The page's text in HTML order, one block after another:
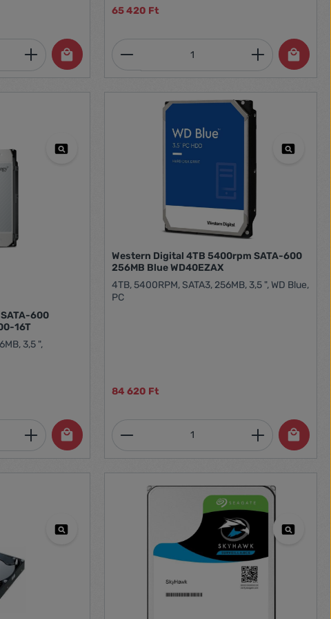
vagy használja a gombokat a
Adja meg a kívánt mennyiséget, vagy
65 420 Ft
Termékmennyiség: Adja
vagy használja a gombokat a
600
16T
3,5 ",
Adja meg a kívánt mennyiséget, vagy
Western Digital 4TB 5400rpm SATA-600
256MB Blue WD40EZAX
4TB, 5400RPM, SATA3, 256MB, 3,5 ", WD Blue,
PC
84 620 Ft
Termékmennyiség: Adja